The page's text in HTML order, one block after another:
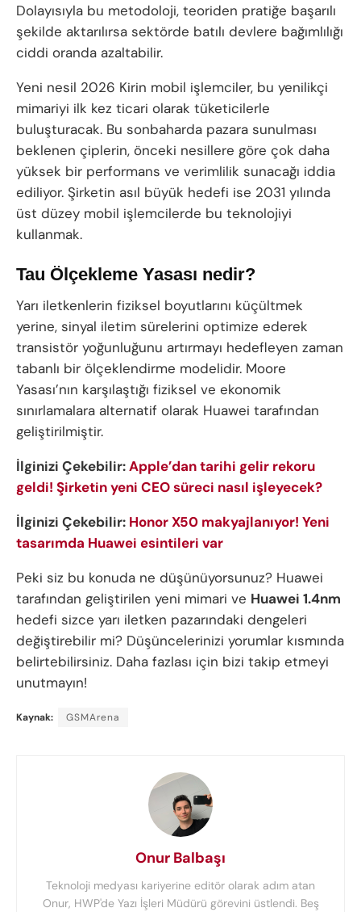
Dolayısıyla bu metodoloji, teoriden pratiğe başarılı
şekilde aktarılırsa sektörde batılı devlere bağımlılığı
ciddi oranda azaltabilir.
Yeni nesil 2026 Kirin mobil işlemciler, bu yenilikçi
mimariyi ilk kez ticari olarak tüketicilerle
buluşturacak. Bu sonbaharda pazara sunulması
beklenen çiplerin, önceki nesillere göre çok daha
yüksek bir performans ve verimlilik sunacağı iddia
ediliyor. Şirketin asıl büyük hedefi ise 2031 yılında
üst düzey mobil işlemcilerde bu teknolojiyi
kullanmak.
Tau Ölçekleme Yasası nedir?
Yarı iletkenlerin fiziksel boyutlarını küçültmek
yerine, sinyal iletim sürelerini optimize ederek
transistör yoğunluğunu artırmayı hedefleyen zaman
tabanlı bir ölçeklendirme modelidir. Moore
Yasası’nın karşılaştığı fiziksel ve ekonomik
sınırlamalara alternatif olarak Huawei tarafından
geliştirilmiştir.
İlginizi Çekebilir:Apple’dan tarihi gelir rekoru
geldi! Şirketin yeni CEO süreci nasıl işleyecek?
İlginizi Çekebilir: Honor X50 makyajlanıyor! Yeni
tasarımda Huawei esintileri var
Peki siz bu konuda ne düşünüyorsunuz? Huawei
tarafından geliştirilen yeni mimari ve Huawei 1.4nm
hedefi sizce yarı iletken pazarındaki dengeleri
değiştirebilir mi? Düşüncelerinizi yorumlar kısmında
belirtebilirsiniz. Daha fazlası için bizi takip etmeyi
unutmayın!
Kaynak: GSMArena
Onur Balbaşı
Teknoloji medyası kariyerine editör olarak adım atan
Onur, HWP'de Yazı İşleri Müdürü görevini üstlendi. Beş